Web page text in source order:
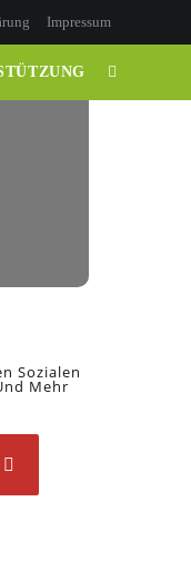
Impressum
Sozialen
Mehr